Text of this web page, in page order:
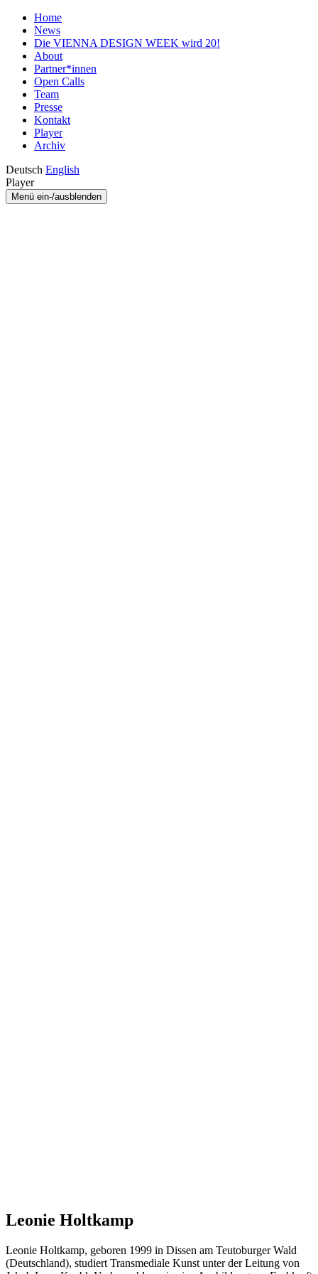
Home
News
Die VIENNA DESIGN WEEK wird 20!
About
Partner*innen
Open Calls
Team
Presse
Kontakt
Player
Archiv
Deutsch English
Player
Menü ein-/ausblenden
Leonie Holtkamp
Leonie Holtkamp, geboren 1999 in Dissen am Teutoburger Wald
(Deutschland), studiert Transmediale Kunst unter der Leitung von